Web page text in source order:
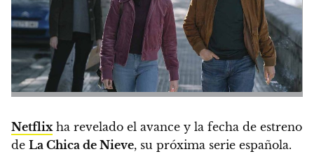
Netflixha revelado el avance y la fecha de estreno
de La Chica de Nieve, su próxima serie española.